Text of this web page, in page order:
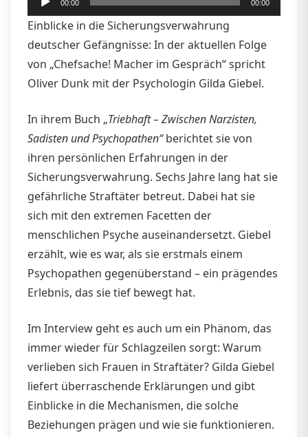
Player
00:00 00:00
Einblicke in die Sicherungsverwahrung
deutscher Gefängnisse: In der aktuellen Folge
von „Chefsache! Macher im Gespräch“ spricht
Oliver Dunk mit der Psychologin Gilda Giebel.
In ihrem Buch „Triebhaft – Zwischen Narzisten,
Sadisten und Psychopathen“berichtet sie von
ihren persönlichen Erfahrungen in der
Sicherungsverwahrung. Sechs Jahre lang hat sie
gefährliche Straftäter betreut. Dabei hat sie
sich mit den extremen Facetten der
menschlichen Psyche auseinandersetzt. Giebel
erzählt, wie es war, als sie erstmals einem
Psychopathen gegenüberstand – ein prägendes
Erlebnis, das sie tief bewegt hat.
Im Interview geht es auch um ein Phänom, das
immer wieder für Schlagzeilen sorgt: Warum
verlieben sich Frauen in Straftäter? Gilda Giebel
liefert überraschende Erklärungen und gibt
Einblicke in die Mechanismen, die solche
Beziehungen prägen und wie sie funktionieren.